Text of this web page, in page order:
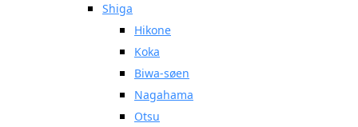
Shiga
Hikone
Koka
Biwa-søen
Nagahama
Otsu